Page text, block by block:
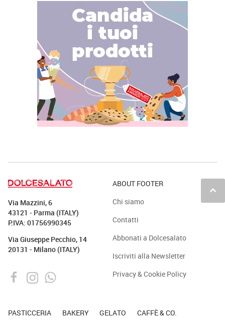
keyboard_arrow_up
Via Mazzini, 6
43121 - Parma (ITALY)
P.IVA: 01756990345
Via Giuseppe Pecchio, 14
20131 - Milano (ITALY)
ABOUT FOOTER
Chi siamo
Contatti
Abbonati a Dolcesalato
Iscriviti alla Newsletter
Privacy & Cookie Policy
PASTICCERIA BAKERY GELATO CAFFÈ & CO.